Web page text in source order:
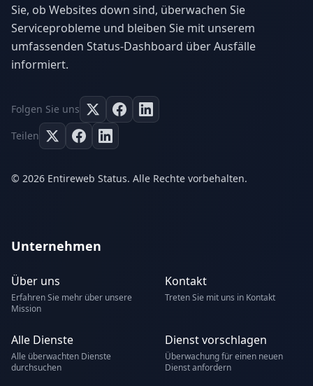
Sie, ob Websites down sind, überwachen Sie
Serviceprobleme und bleiben Sie mit unserem
umfassenden Status-Dashboard über Ausfälle
informiert.
Folgen Sie uns
Teilen
© 2026 Entireweb Status. Alle Rechte vorbehalten.
Unternehmen
Über uns
Erfahren Sie mehr über unsere
Mission
Kontakt
Treten Sie mit uns in Kontakt
Alle Dienste
Alle überwachten Dienste
durchsuchen
Dienst vorschlagen
Überwachung für einen neuen
Dienst anfordern